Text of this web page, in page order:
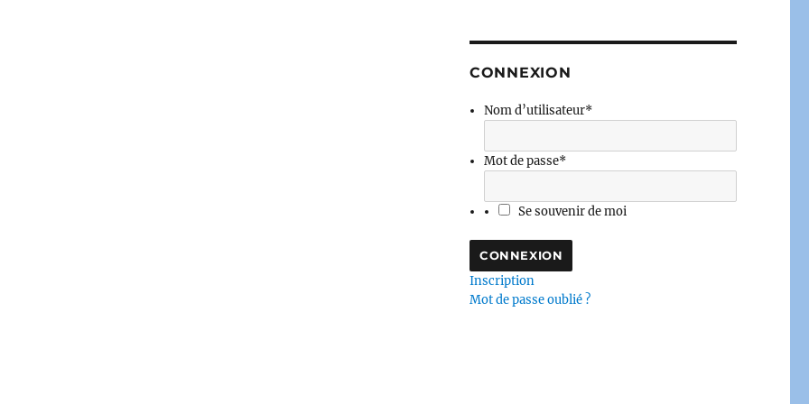
CONNEXION
Nom d’utilisateur*
Mot de passe*
Se souvenir de moi
Inscription
Mot de passe oublié ?